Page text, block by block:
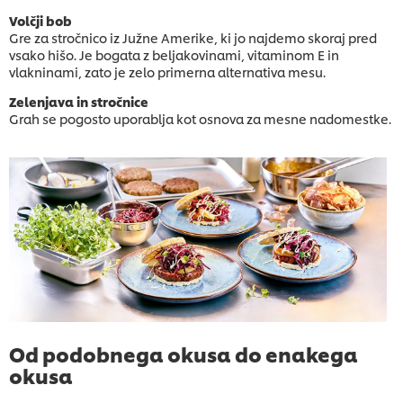
Volčji bob
Gre za stročnico iz Južne Amerike, ki jo najdemo skoraj pred
vsako hišo. Je bogata z beljakovinami, vitaminom E in
vlakninami, zato je zelo primerna alternativa mesu.
Zelenjava in stročnice
Grah se pogosto uporablja kot osnova za mesne nadomestke.
Od podobnega okusa do enakega
okusa